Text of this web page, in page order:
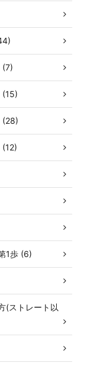
(7)
(15)
(28)
(12)
1歩 (6)
(ストレート以